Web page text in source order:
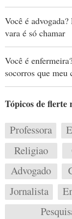
Você é
vara é só chamar
Você é
socorros que meu
Tópicos de flerte
Professora
Religiao
Advogado
Jornalista